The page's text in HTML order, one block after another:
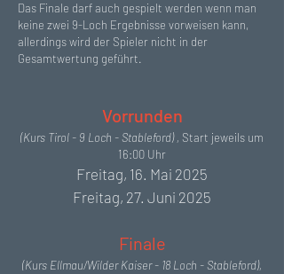
Das Finale darf auch gespielt werden wenn man
keine zwei 9-Loch Ergebnisse vorweisen kann,
allerdings wird der Spieler nicht in der
Gesamtwertung geführt.
Vorrunden
(Kurs Tirol - 9 Loch - Stableford) , Start jeweils um
16:00 Uhr
Freitag, 16. Mai 2025
Freitag, 27. Juni 2025
Finale
(Kurs Ellmau/Wilder Kaiser - 18 Loch - Stableford),